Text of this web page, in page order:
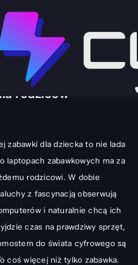
dla dzieci | Jaki
rodziców
zabawki dla dziecka to nie lada
laptopach zabawkowych ma za
rodzicowi. W dobie
z fascynacją obserwują
i naturalnie chcą ich
czas na prawdziwy sprzęt,
do świata cyfrowego są
coś więcej niż tylko zabawka.